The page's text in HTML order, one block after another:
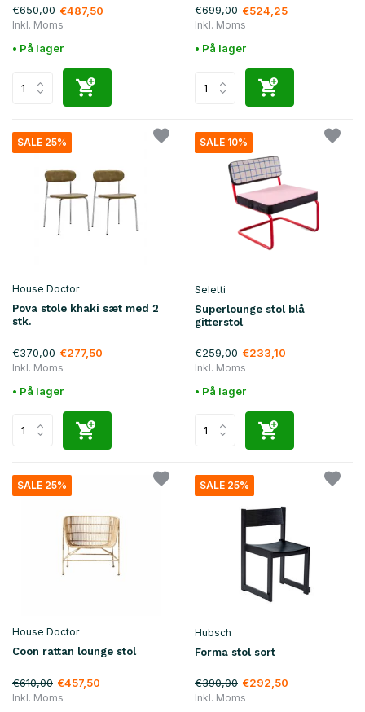
€650,00 €487,50
Inkl. Moms
• På lager
€699,00 €524,25
Inkl. Moms
• På lager
SALE 25%
House Doctor
Pova stole khaki sæt med 2
stk.
€370,00 €277,50
Inkl. Moms
• På lager
SALE 10%
Seletti
Superlounge stol blå
gitterstol
€259,00 €233,10
Inkl. Moms
• På lager
SALE 25%
House Doctor
Coon rattan lounge stol
€610,00 €457,50
Inkl. Moms
SALE 25%
Hubsch
Forma stol sort
€390,00 €292,50
Inkl. Moms